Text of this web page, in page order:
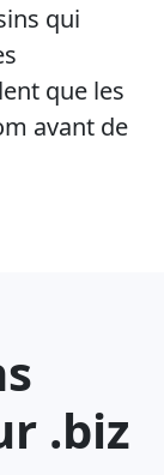
qui
que les
avant de
.biz